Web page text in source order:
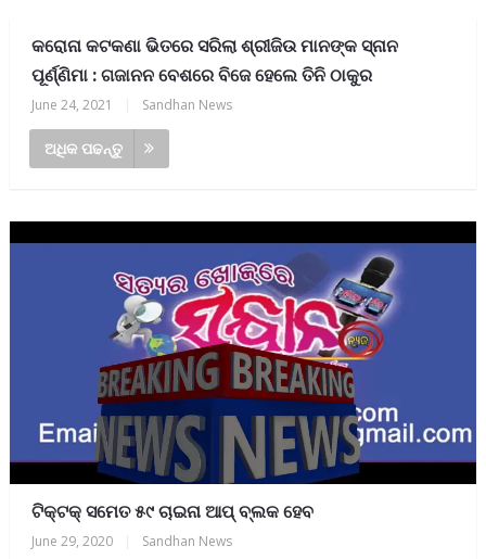
କରୋନା କଟକଣା ଭିତରେ ସରିଲା ଶ୍ରୀଜିଉ ମାନଙ୍କ ସ୍ନାନ
ପୂର୍ଣ୍ଣିମା : ଗଜାନନ ବେଶରେ ବିଜେ ହେଲେ ତିନି ଠାକୁର
June 24, 2021 Sandhan News
ଅଧିକ ପଢନ୍ତୁ
ଟିକ୍‌ଟକ୍‌ ସମେତ ୫୯ ଚାଇନା ଆପ୍‌ ବ୍ଲକ ହେବ
June 29, 2020 Sandhan News